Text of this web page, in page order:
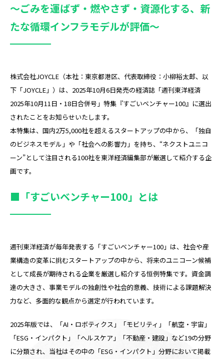
～ごみを運ばず・燃やさず・資源化する、新
たな循環インフラモデルが評価～
株式会社JOYCLE（本社：東京都港区、代表取締役：小柳裕太郎、以
下「JOYCLE」）は、2025年10月6日発売の経済誌「週刊東洋経済
2025年10月11日・18日合併号」特集『すごいベンチャー100』に選出
されたことをお知らせいたします。
本特集は、国内2万5,000社を超えるスタートアップの中から、「独自
のビジネスモデル」や「社会への影響力」を持ち、“ネクストユニコ
ーン”として注目される100社を東洋経済編集部が厳選して紹介する企
画です。
■「すごいベンチャー100」とは
週刊東洋経済が毎年発表する「すごいベンチャー100」は、社会や産
業構造の変革に挑むスタートアップの中から、将来のユニコーン候補
として成長が期待される企業を厳選し紹介する恒例特集です。資金調
達の大きさ、事業モデルの独創性や社会的意義、技術による課題解決
力など、多面的な観点から選定が行われています。
2025年版では、「AI・ロボティクス」「モビリティ」「航空・宇宙」
「ESG・インパクト」「ヘルスケア」「不動産・建設」など19の分野
に分類され、当社はその中の「ESG・インパクト」分野において掲載